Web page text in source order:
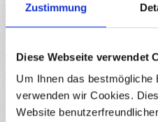
Zustimmung
Diese Webseite verwendet
Um Ihnen das bestmögliche
verwenden wir Cookies.
Website
Das Aluminiumprofil 30×60L B-
R…Mehr
Eigenschaften